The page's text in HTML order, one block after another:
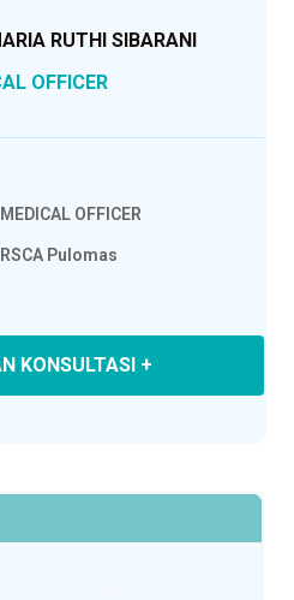
RUTHI SIBARANI
OFFICER
MEDICAL OFFICER
RSCA Pulomas
KONSULTASI +